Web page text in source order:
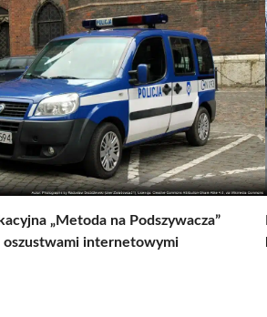
„Metoda na Podszywacza”
oszustwami internetowymi